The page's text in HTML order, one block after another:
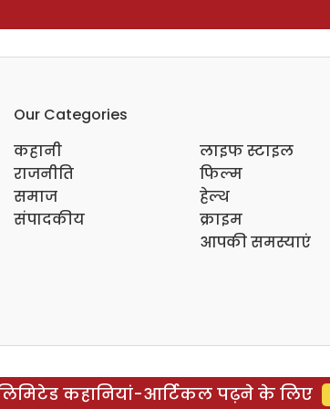
Our Categories
कहानी
राजनीति
समाज
संपादकीय
लाइफ स्टाइल
फिल्म
हेल्थ
क्राइम
आपकी समस्याएं
कहानियां-आर्टिकल पढ़ने के लिए